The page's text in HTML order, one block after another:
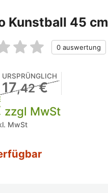
Kunstball 45 cm
URSPRÜNGLICH
17,42€
zzgl MwSt
MwSt